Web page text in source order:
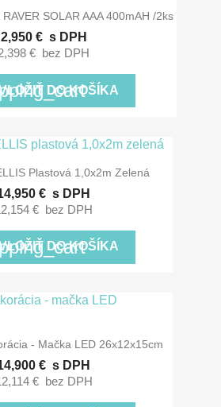
SOLAR AAA 400mAH /2ks
2,950 € s DPH
€ bez DPH
DO KOŠÍKA
Plastová 1,0x2m Zelená
€ s DPH
€ bez DPH
DO KOŠÍKA
- Mačka LED 26x12x15cm
€ s DPH
€ bez DPH